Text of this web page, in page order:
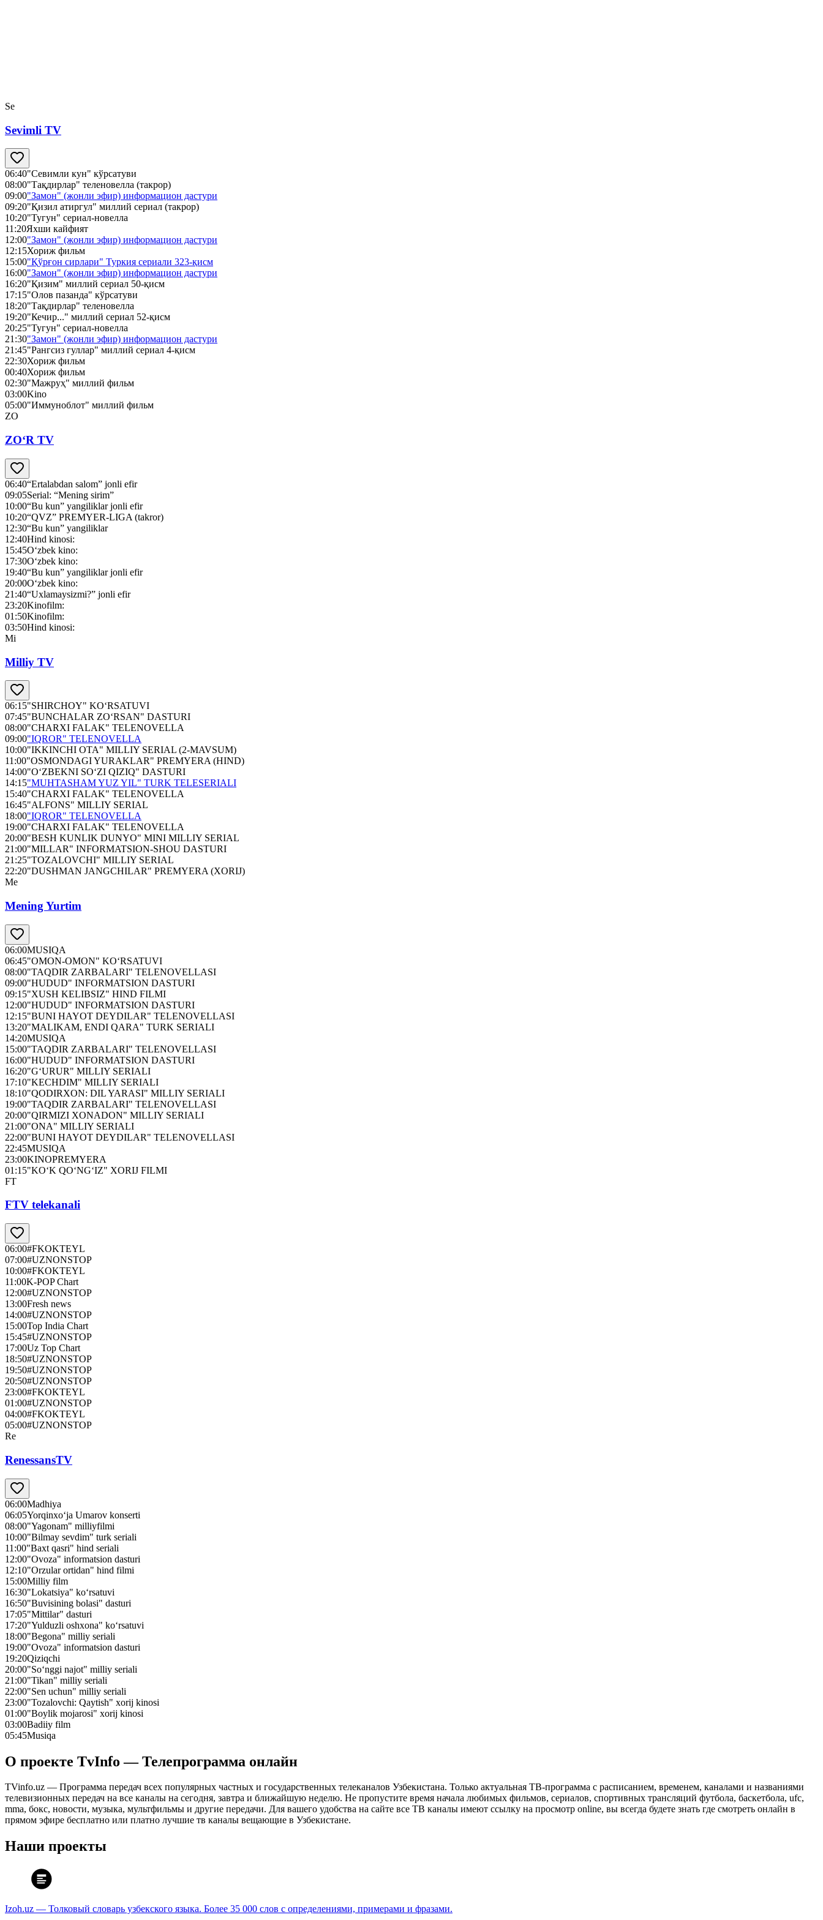
Se
Sevimli TV
06:40"Севимли кун" кўрсатуви
08:00"Тақдирлар" теленовелла (такрор)
09:00"Замон" (жонли эфир) информацион дастури
09:20"Қизил атиргул" миллий сериал (такрор)
10:20"Тугун" сериал-новелла
11:20Яхши кайфият
12:00"Замон" (жонли эфир) информацион дастури
12:15Хориж фильм
15:00"Қўрғон сирлари" Туркия сериали 323-қисм
16:00"Замон" (жонли эфир) информацион дастури
16:20"Қизим" миллий сериал 50-қисм
17:15"Олов пазанда" кўрсатуви
18:20"Тақдирлар" теленовелла
19:20"Кечир..." миллий сериал 52-қисм
20:25"Тугун" сериал-новелла
21:30"Замон" (жонли эфир) информацион дастури
21:45"Рангсиз гуллар" миллий сериал 4-қисм
22:30Хориж фильм
00:40Хориж фильм
02:30"Мажруҳ" миллий фильм
03:00Kino
05:00"Иммуноблот" миллий фильм
ZO
ZO‘R TV
06:40“Ertalabdan salom” jonli efir
09:05Serial: “Mening sirim”
10:00“Bu kun” yangiliklar jonli efir
10:20“QVZ” PREMYER-LIGA (takror)
12:30“Bu kun” yangiliklar
12:40Hind kinosi:
15:45O‘zbek kino:
17:30O‘zbek kino:
19:40“Bu kun” yangiliklar jonli efir
20:00O‘zbek kino:
21:40“Uxlamaysizmi?” jonli efir
23:20Kinofilm:
01:50Kinofilm:
03:50Hind kinosi:
Mi
Milliy TV
06:15"SHIRCHOY" KO‘RSATUVI
07:45"BUNCHALAR ZO‘RSAN" DASTURI
08:00"CHARXI FALAK" TELENOVELLA
09:00"IQROR" TELENOVELLA
10:00"IKKINCHI OTA" MILLIY SERIAL (2-MAVSUM)
11:00"OSMONDAGI YURAKLAR" PREMYERA (HIND)
14:00"O‘ZBEKNI SO‘ZI QIZIQ" DASTURI
14:15"MUHTASHAM YUZ YIL" TURK TELESERIALI
15:40"CHARXI FALAK" TELENOVELLA
16:45"ALFONS" MILLIY SERIAL
18:00"IQROR" TELENOVELLA
19:00"CHARXI FALAK" TELENOVELLA
20:00"BESH KUNLIK DUNYO" MINI MILLIY SERIAL
21:00"MILLAR" INFORMATSION-SHOU DASTURI
21:25"TOZALOVCHI" MILLIY SERIAL
22:20"DUSHMAN JANGCHILAR" PREMYERA (XORIJ)
Me
Mening Yurtim
06:00MUSIQA
06:45"OMON-OMON" KO‘RSATUVI
08:00"TAQDIR ZARBALARI" TELENOVELLASI
09:00"HUDUD" INFORMATSION DASTURI
09:15"XUSH KELIBSIZ" HIND FILMI
12:00"HUDUD" INFORMATSION DASTURI
12:15"BUNI HAYOT DEYDILAR" TELENOVELLASI
13:20"MALIKAM, ENDI QARA" TURK SERIALI
14:20MUSIQA
15:00"TAQDIR ZARBALARI" TELENOVELLASI
16:00"HUDUD" INFORMATSION DASTURI
16:20"G‘URUR" MILLIY SERIALI
17:10"KECHDIM" MILLIY SERIALI
18:10"QODIRXON: DIL YARASI" MILLIY SERIALI
19:00"TAQDIR ZARBALARI" TELENOVELLASI
20:00"QIRMIZI XONADON" MILLIY SERIALI
21:00"ONA" MILLIY SERIALI
22:00"BUNI HAYOT DEYDILAR" TELENOVELLASI
22:45MUSIQA
23:00KINOPREMYERA
01:15"KO‘K QO‘NG‘IZ" XORIJ FILMI
FT
FTV telekanali
06:00#FKOKTEYL
07:00#UZNONSTOP
10:00#FKOKTEYL
11:00K-POP Chart
12:00#UZNONSTOP
13:00Fresh news
14:00#UZNONSTOP
15:00Top India Chart
15:45#UZNONSTOP
17:00Uz Top Chart
18:50#UZNONSTOP
19:50#UZNONSTOP
20:50#UZNONSTOP
23:00#FKOKTEYL
01:00#UZNONSTOP
04:00#FKOKTEYL
05:00#UZNONSTOP
Re
RenessansTV
06:00Madhiya
06:05Yorqinxo‘ja Umarov konserti
08:00"Yagonam" milliyfilmi
10:00"Bilmay sevdim" turk seriali
11:00"Baxt qasri" hind seriali
12:00"Ovoza" informatsion dasturi
12:10"Orzular ortidan" hind filmi
15:00Milliy film
16:30"Lokatsiya" ko‘rsatuvi
16:50"Buvisining bolasi" dasturi
17:05"Mittilar" dasturi
17:20"Yulduzli oshxona" ko‘rsatuvi
18:00"Begona" milliy seriali
19:00"Ovoza" informatsion dasturi
19:20Qiziqchi
20:00"So‘nggi najot" milliy seriali
21:00"Tikan" milliy seriali
22:00"Sen uchun" milliy seriali
23:00"Tozalovchi: Qaytish" xorij kinosi
01:00"Boylik mojarosi" xorij kinosi
03:00Badiiy film
05:45Musiqa
О проекте TvInfo — Телепрограмма онлайн
TVinfo.uz — Программа передач всех популярных частных и государственных телеканалов Узбекистана. Только актуальная ТВ-программа с расписанием, временем, каналами и названиями
телевизионных передач на все каналы на сегодня, завтра и ближайшую неделю. Не пропустите время начала любимых фильмов, сериалов, спортивных трансляций футбола, баскетбола, ufc,
mma, бокс, новости, музыка, мультфильмы и другие передачи. Для вашего удобства на сайте все ТВ каналы имеют ссылку на просмотр online, вы всегда будете знать где смотреть онлайн в
прямом эфире бесплатно или платно лучшие тв каналы вещающие в Узбекистане.
Наши проекты
Izoh.uz — Толковый словарь узбекского языка. Более 35 000 слов с определениями, примерами и фразами.